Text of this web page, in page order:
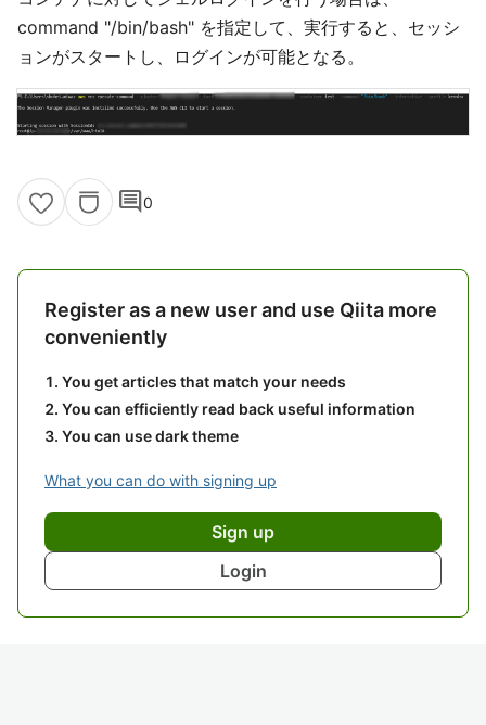
command "/bin/bash" を指定して、実行すると、セッシ
ョンがスタートし、ログインが可能となる。
comment0
Register as a new user and use Qiita more
conveniently
You get articles that match your needs
You can efficiently read back useful information
You can use dark theme
What you can do with signing up
Sign up
Login